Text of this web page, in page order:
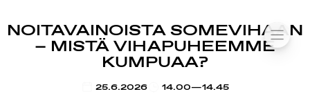
Siirry
sisältöön
NOITAVAINOISTA SOMEVIHAAN
– MISTÄ VIHAPUHEEMME
KUMPUAA?
25.6.2026
KLO
14.00—14.45